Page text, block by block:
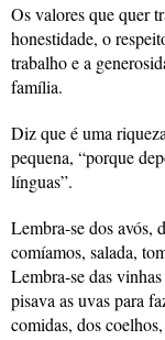
Os valores que quer
honestidade, o
trabalho e a
família.
Diz que é uma
pequena, “porque
línguas”.
Lembra-se dos avós,
comíamos, salada,
Lembra-se das
pisava as uvas para
comidas, dos